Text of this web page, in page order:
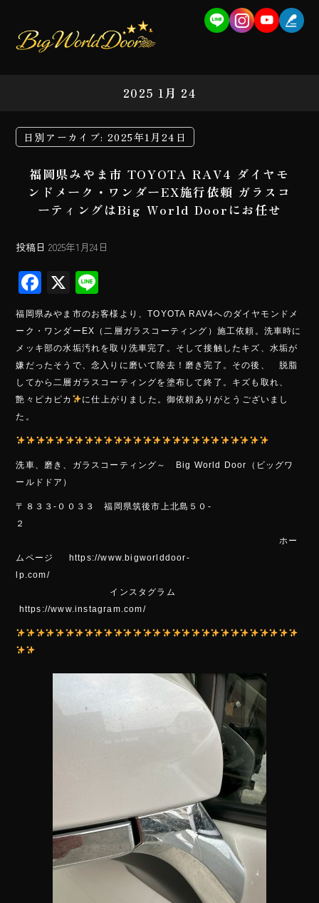
2025 1月 24
日別アーカイブ: 2025年1月24日
福岡県みやま市 TOYOTA RAV4 ダイヤモ
ンドメーク・ワンダーEX施行依頼 ガラスコ
ーティングはBig World Doorにお任せ
投稿日 2025年1月24日
F
ac
e
b
o
ok
X
ne
福岡県みやま市のお客様より、TOYOTA RAV4へのダイヤモンドメ
ーク・ワンダーEX（二層ガラスコーティング）施工依頼。洗車時に
メッキ部の水垢汚れを取り洗車完了。そして接触したキズ、水垢が
嫌だったそうで、念入りに磨いて除去！磨き完了。その後、 脱脂
してから二層ガラスコーティングを塗布して終了。キズも取れ、
艶々ピカピカ
に仕上がりました。御依頼ありがとうございまし
た。
洗車、磨き、ガラスコーティング～ Big World Door（ビッグワ
ールドドア）
〒８３３-００３３ 福岡県筑後市上北島５０-
２
ホー
ムページ https://www.bigworlddoor-
lp.com/
インスタグラム
https://www.instagram.com/